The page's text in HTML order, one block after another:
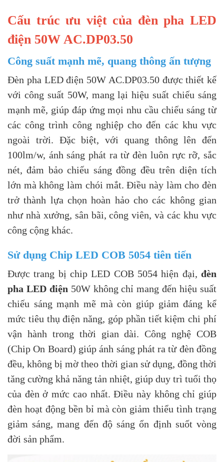
Cấu trúc ưu việt của đèn pha LED
điện 50W AC.DP03.50
Công suất mạnh mẽ, quang thông ấn tượng
Đèn pha LED điện 50W AC.DP03.50 được thiết kế
với công suất 50W, mang lại hiệu suất chiếu sáng
mạnh mẽ, giúp đáp ứng mọi nhu cầu chiếu sáng từ
các công trình công nghiệp cho đến các khu vực
ngoài trời. Đặc biệt, với quang thông lên đến
100lm/w, ánh sáng phát ra từ đèn luôn rực rỡ, sắc
nét, đảm bảo chiếu sáng đồng đều trên diện tích
lớn mà không làm chói mắt. Điều này làm cho đèn
trở thành lựa chọn hoàn hảo cho các không gian
như nhà xưởng, sân bãi, công viên, và các khu vực
công cộng khác.
Sử dụng Chip LED COB 5054 tiên tiến
Được trang bị chip LED COB 5054 hiện đại, đèn
pha LED điện 50W không chỉ mang đến hiệu suất
chiếu sáng mạnh mẽ mà còn giúp giảm đáng kể
mức tiêu thụ điện năng, góp phần tiết kiệm chi phí
vận hành trong thời gian dài. Công nghệ COB
(Chip On Board) giúp ánh sáng phát ra từ đèn đồng
đều, không bị mờ theo thời gian sử dụng, đồng thời
tăng cường khả năng tản nhiệt, giúp duy trì tuổi thọ
của đèn ở mức cao nhất. Điều này không chỉ giúp
đèn hoạt động bền bỉ mà còn giảm thiểu tình trạng
giảm sáng, mang đến độ sáng ổn định suốt vòng
đời sản phẩm.